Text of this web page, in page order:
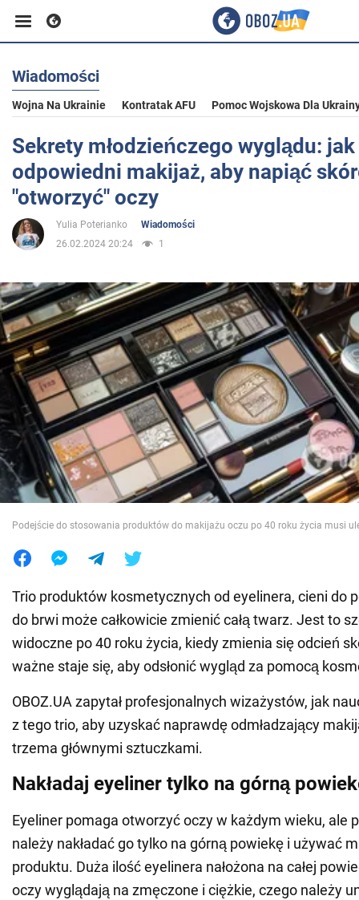
Biznes
Sport
Rozrywka
Życie
Polityka
Społeczeństwo
Wojna na Ukrainie
Świat
Jedzenie
Wiadomości
Wojna Na Ukrainie Kontratak AFU Pomoc Wojskowa Dla
Sekrety młodzieńczego wyglądu:
odpowiedni makijaż, aby napiąć
"otworzyć" oczy
Yulia Poterianko
Wiadomości
26.02.2024 20:24
1
Podejście do stosowania produktów do makijażu oczu po 40 roku życia musi
Trio produktów kosmetycznych od eyelinera, cieni do
do brwi może całkowicie zmienić całą twarz. Jest to
widoczne po 40 roku życia, kiedy zmienia się odcień
ważne staje się, aby odsłonić wygląd za pomocą
OBOZ.UA zapytał profesjonalnych wizażystów, jak
z tego trio, aby uzyskać naprawdę odmładzający
trzema głównymi sztuczkami.
Nakładaj eyeliner tylko na górną
Eyeliner pomaga otworzyć oczy w każdym wieku, ale
należy nakładać go tylko na górną powiekę i używać
produktu. Duża ilość eyelinera nałożona na całej
oczy wyglądają na zmęczone i ciężkie, czego należy